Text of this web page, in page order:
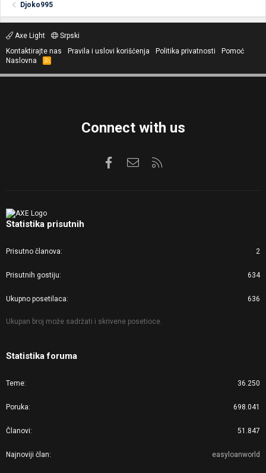
Djoko995
Axe Light
Srpski
Kontaktirajte nas
Pravila i uslovi korišćenja Politika privatnosti
Pomoć
Naslovna
R
S
Connect with us
FacebookKontaktirajte nas
Statistika prisutnih
Prisutno članova 2
Prisutnih gostiju 634
Ukupno posetilaca 636
Ukupan broj može sadržati i skrivene posetioce.
Statistika foruma
Teme 36.250
Poruka 698.041
Članovi 51.847
Najnoviji član easyloanworld